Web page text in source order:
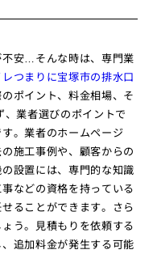
安…そんな時は、専門業
レつまりに宝塚市の排水口
ポイント、料金相場、そ
、業者選びのポイントで
。業者のホームページ
施工事例や、顧客からの
設置には、専門的な知識
などの資格を持っている
ることができます。さら
う。見積もりを依頼する
追加料金が発生する可能